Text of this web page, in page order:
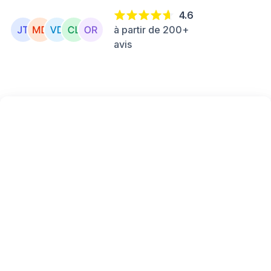
4.6
à partir de 200+
avis